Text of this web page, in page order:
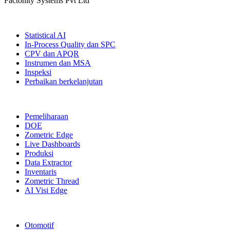
Statistical AI
In-Process Quality dan SPC
CPV dan APQR
Instrumen dan MSA
Inspeksi
Perbaikan berkelanjutan
Pemeliharaan
DOE
Zometric Edge
Live Dashboards
Produksi
Data Extractor
Inventaris
Zometric Thread
AI Visi Edge
Otomotif